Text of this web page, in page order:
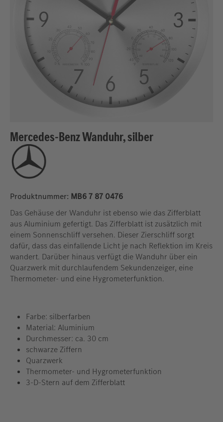
Mercedes-Benz Wanduhr, silber
Produktnummer: MB6 7 87 0476
Das Gehäuse der Wanduhr ist ebenso wie das Zifferblatt
aus Aluminium gefertigt. Das Zifferblatt ist zusätzlich mit
einem Sonnenschliff versehen. Dieser Zierschliff sorgt
dafür, dass das einfallende Licht je nach Reflektion im Kreis
wandert. Darüber hinaus verfügt die Wanduhr über ein
Quarzwerk mit durchlaufendem Sekundenzeiger, eine
Thermometer- und eine Hygrometerfunktion.
Farbe: silberfarben
Material: Aluminium
Durchmesser: ca. 30 cm
schwarze Ziffern
Quarzwerk
Thermometer- und Hygrometerfunktion
3-D-Stern auf dem Zifferblatt